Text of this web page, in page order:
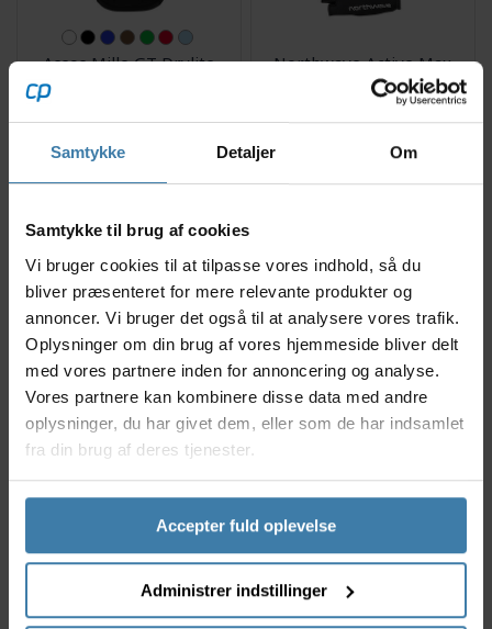
Samtykke Detaljer Om
Samtykke til brug af cookies
Vi bruger cookies til at tilpasse vores indhold, så du
bliver præsenteret for mere relevante produkter og
annoncer. Vi bruger det også til at analysere vores trafik.
Oplysninger om din brug af vores hjemmeside bliver delt
med vores partnere inden for annoncering og analyse.
Vores partnere kan kombinere disse data med andre
oplysninger, du har givet dem, eller som de har indsamlet
fra din brug af deres tjenester.
Accepter fuld oplevelse
Administrer indstillinger
Assos Mille GT Drylite
Jersey S11 - Cykeltrøje K/
Fra 706,00
Køb nu
Delvis på lager
Northwave Active Max
WMN - Cykelhandsker
kr.
Køb nu
Lazer Jackal KinetiCore -
Cykelhjelm MTB
982,00kr.
Køb nu
Delvis på lager
OBS: FÅ STK. TILBAGE
Blue green lens - Matt
turquoise
401,00
1 på lager